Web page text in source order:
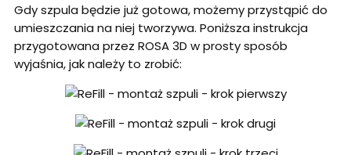
Gdy szpula będzie już gotowa, możemy przystąpić do
umieszczania na niej tworzywa. Poniższa instrukcja
przygotowana przez ROSA 3D w prosty sposób
wyjaśnia, jak należy to zrobić: